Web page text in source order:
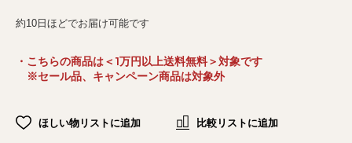
約10日ほどでお届け可能です
・こちらの商品は＜1万円以上送料無料＞対象です
※セール品、キャンペーン商品は対象外
ほしい物リストに追加 比較リストに追加